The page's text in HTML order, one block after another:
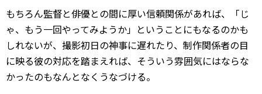
もちろん監督と俳優との間に厚い信頼関係があれば、「じ
ゃ、もう一回やってみようか」ということにもなるのかも
しれないが、撮影初日の神事に遅れたり、制作関係者の目
に映る彼の対応を踏まえれば、そういう雰囲気にはならな
かったのもなんとなくうなづける。